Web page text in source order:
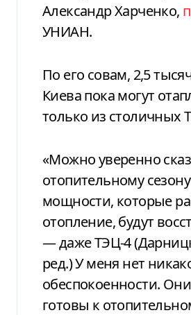
Александр Харченко,
УНИАН.
По его совам, 2,5
Киева пока могут
только из столичных
«Можно уверенно
отопительному
мощности, которые
отопление, будут
— даже ТЭЦ-4
ред.) У меня нет
обеспокоенности.
готовы к